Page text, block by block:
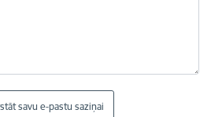
savu e-pastu saziņai